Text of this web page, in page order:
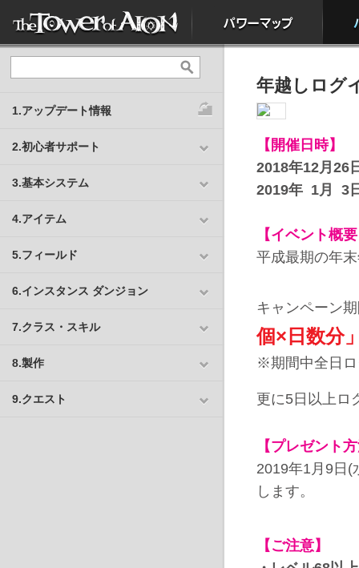
1.アップデート情報
2.初心者サポート
3.基本システム
4.アイテム
5.フィールド
6.インスタンス ダンジョン
7.クラス・スキル
8.製作
9.クエスト
年越しログ
【開催日時】
2018年12月26
2019年 1月 3
【イベント概
平成最期の年
キャンペーン
個×日数分
※期間中全日
更に5日以上ロ
【プレゼント
2019年1月9日(
します。
【ご注意】